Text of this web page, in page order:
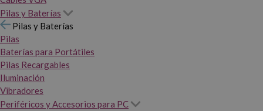
Pilas y Baterías
Pilas y Baterías
Pilas
Baterías para Portátiles
Pilas Recargables
Iluminación
Vibradores
Periféricos y Accesorios para PC